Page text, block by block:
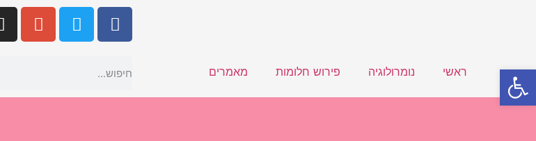
ראשי נומרולוגיה פירוש חלומות מאמרים פתח סרגל נגישות